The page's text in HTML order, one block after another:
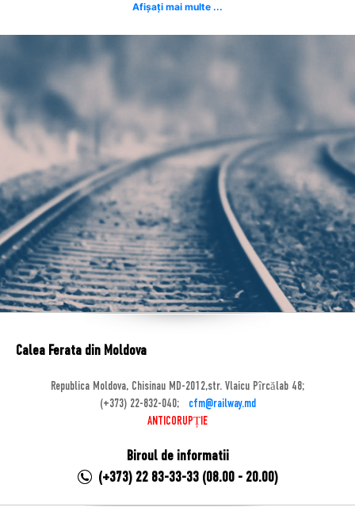
Afișați mai multe ...
Calea Ferata din Moldova
Republica Moldova, Chisinau MD-2012,str. Vlaicu Pîrcălab 48;
(+373) 22-832-040;
cfm@railway.md
ANTICORUPȚIE
Biroul de informatii
(+373) 22 83-33-33 (08.00 - 20.00)